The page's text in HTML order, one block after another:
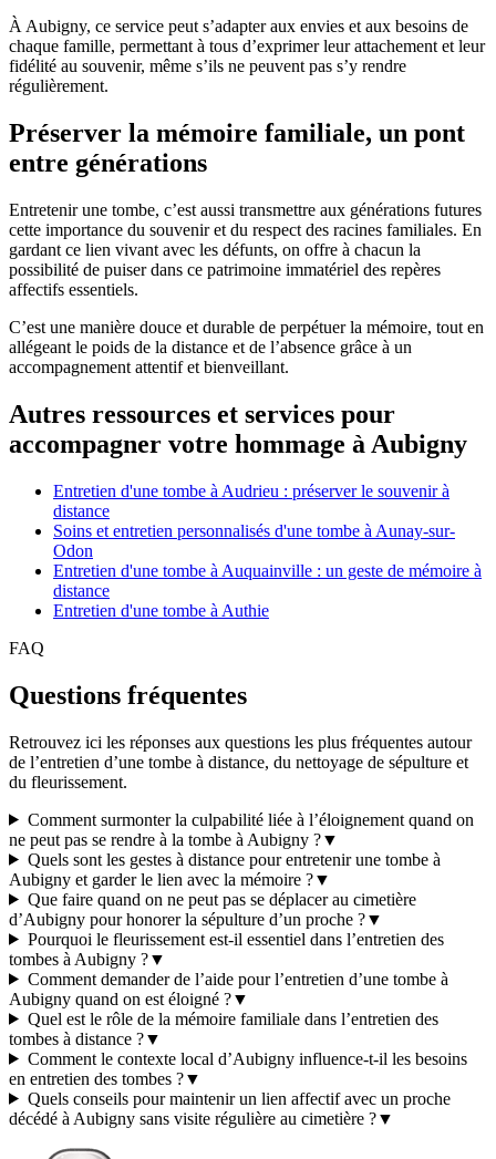
À Aubigny, ce service peut s’adapter aux envies et aux besoins de
chaque famille, permettant à tous d’exprimer leur attachement et leur
fidélité au souvenir, même s’ils ne peuvent pas s’y rendre
régulièrement.
Préserver la mémoire familiale, un pont
entre générations
Entretenir une tombe, c’est aussi transmettre aux générations futures
cette importance du souvenir et du respect des racines familiales. En
gardant ce lien vivant avec les défunts, on offre à chacun la
possibilité de puiser dans ce patrimoine immatériel des repères
affectifs essentiels.
C’est une manière douce et durable de perpétuer la mémoire, tout en
allégeant le poids de la distance et de l’absence grâce à un
accompagnement attentif et bienveillant.
Autres ressources et services pour
accompagner votre hommage à Aubigny
Entretien d'une tombe à Audrieu : préserver le souvenir à
distance
Soins et entretien personnalisés d'une tombe à Aunay-sur-
Odon
Entretien d'une tombe à Auquainville : un geste de mémoire à
distance
Entretien d'une tombe à Authie
FAQ
Questions fréquentes
Retrouvez ici les réponses aux questions les plus fréquentes autour
de l’entretien d’une tombe à distance, du nettoyage de sépulture et
du fleurissement.
Comment surmonter la culpabilité liée à l’éloignement quand on
ne peut pas se rendre à la tombe à Aubigny ?▼
Quels sont les gestes à distance pour entretenir une tombe à
Aubigny et garder le lien avec la mémoire ?▼
Que faire quand on ne peut pas se déplacer au cimetière
d’Aubigny pour honorer la sépulture d’un proche ?▼
Pourquoi le fleurissement est-il essentiel dans l’entretien des
tombes à Aubigny ?▼
Comment demander de l’aide pour l’entretien d’une tombe à
Aubigny quand on est éloigné ?▼
Quel est le rôle de la mémoire familiale dans l’entretien des
tombes à distance ?▼
Comment le contexte local d’Aubigny influence-t-il les besoins
en entretien des tombes ?▼
Quels conseils pour maintenir un lien affectif avec un proche
décédé à Aubigny sans visite régulière au cimetière ?▼